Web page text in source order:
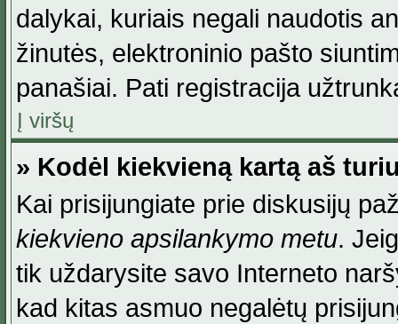
dalykai, kuriais negali naudotis
žinutės, elektroninio pašto
panašiai. Pati registracija
Į viršų
» Kodėl kiekvieną kartą aš
Kai prisijungiate prie diskusijų
kiekvieno apsilankymo metu.
tik uždarysite savo Interneto
kad kitas asmuo negalėtų